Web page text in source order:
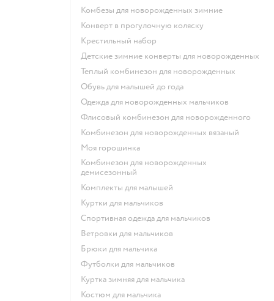
Комбезы для новорожденных зимние
Конверт в прогулочную коляску
Крестильный набор
Детские зимние конверты для новорожденных
Теплый комбинезон для новорожденных
Обувь для малышей до года
Одежда для новорожденных мальчиков
Флисовый комбинезон для новорожденного
Комбинезон для новорожденных вязаный
Моя горошинка
Комбинезон для новорожденных
демисезонный
Комплекты для малышей
Куртки для мальчиков
Спортивная одежда для мальчиков
Ветровки для мальчиков
Брюки для мальчика
Футболки для мальчиков
Куртка зимняя для мальчика
Костюм для мальчика